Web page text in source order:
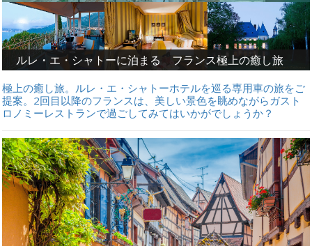
ルレ・エ・シャトーに泊まる フランス極上の癒し旅
極上の癒し旅。ルレ・エ・シャトーホテルを巡る専用車の旅をご
提案。2回目以降のフランスは、美しい景色を眺めながらガスト
ロノミーレストランで過ごしてみてはいかがでしょうか？